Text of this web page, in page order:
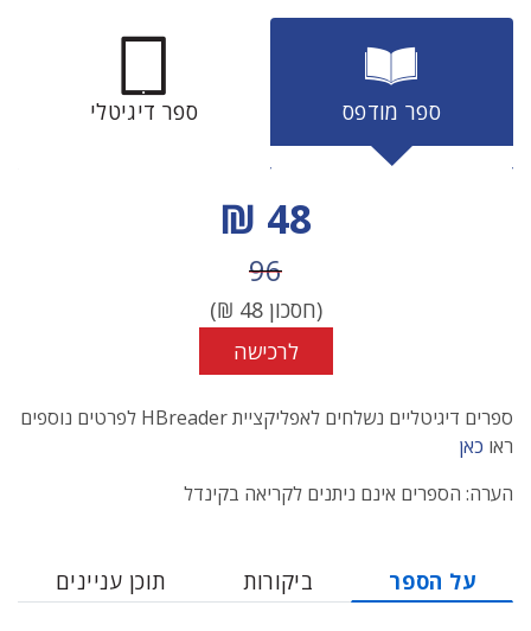
ספר מודפס ספר דיגיטלי
מחיר הנחה
48 ₪
מחיר לפני הנחה
96
(חסכון48
₪)
לרכישה
ספרים דיגיטליים נשלחים לאפליקציית HBreader לפרטים נוספים
ראו כאן
הערה: הספרים אינם ניתנים לקריאה בקינדל
על הספר ביקורות תוכן עניינים